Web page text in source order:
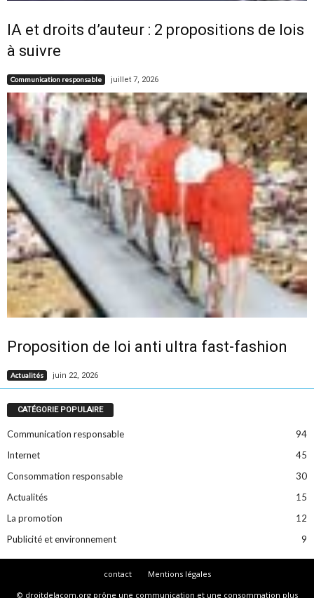
IA et droits d’auteur : 2 propositions de lois
à suivre
Communication responsable juillet 7, 2026
Proposition de loi anti ultra fast-fashion
Actualités juin 22, 2026
CATÉGORIE POPULAIRE
Communication responsable
94
Internet
45
Consommation responsable
30
Actualités
15
La promotion
12
Publicité et environnement
9
contact
Mentions légales
© droitdelacom.org prône une communication et une consommation plus